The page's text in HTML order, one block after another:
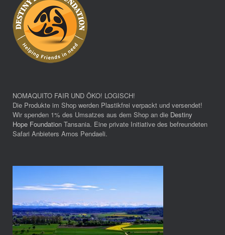
NOMAQUITO FAIR UND ÖKO! LOGISCH!
Die Produkte im Shop werden Plastikfrei verpackt und versendet!
Wir spenden 1% des Umsatzes aus dem Shop an die Destiny
Hope Foundation Tansania. Eine private Initiative des befreundeten
Safari Anbieters Amos Pendaeli.